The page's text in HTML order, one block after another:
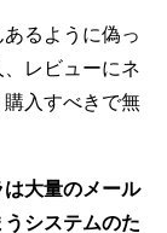
るように偽っ
レビューにネ
入すべきで無
は大量のメール
システムのた